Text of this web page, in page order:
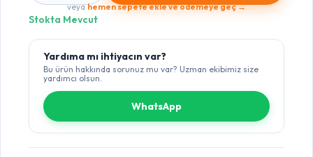
veyahemen sepete ekle ve ödemeye geç →
Stokta Mevcut
Yardıma mı ihtiyacın var?
Bu ürün hakkında sorunuz mu var? Uzman ekibimiz size
yardımcı olsun.
WhatsApp